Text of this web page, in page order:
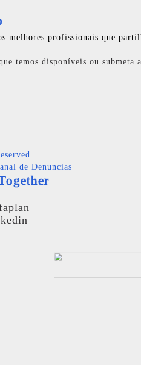
melhores profissionais que
temos disponíveis ou submeta
de Denuncias